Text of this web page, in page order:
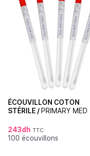
ÉCOUVILLON COTON
STÉRILE / PRIMARY MED
243dh TTC
100 écouvillons